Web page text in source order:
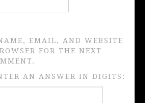
EMAIL, AND WEBSITE
FOR THE NEXT
AN ANSWER IN DIGITS: